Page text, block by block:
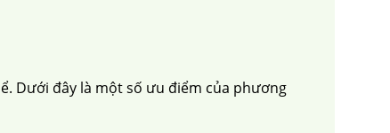
Dưới đây là một số ưu điểm của phương